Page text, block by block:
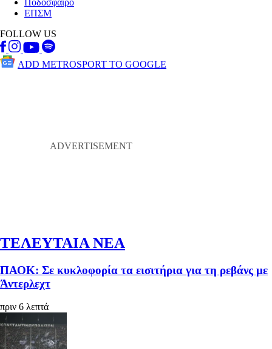
ΕΠΣΜ
FOLLOW US
ADD METROSPORT TO GOOGLE
ΤΕΛΕΥΤΑΙΑ ΝΕΑ
ΠΑΟΚ: Σε κυκλοφορία τα εισιτήρια για τη ρεβάνς με
Άντερλεχτ
πριν 6 λεπτά